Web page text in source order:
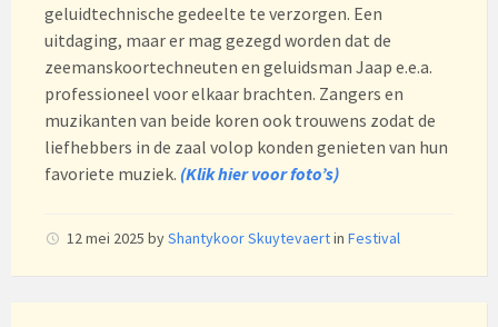
geluidtechnische gedeelte te verzorgen. Een
uitdaging, maar er mag gezegd worden dat de
zeemanskoortechneuten en geluidsman Jaap e.e.a.
professioneel voor elkaar brachten. Zangers en
muzikanten van beide koren ook trouwens zodat de
liefhebbers in de zaal volop konden genieten van hun
favoriete muziek. (Klikhier voor foto’s)
12 mei 2025 byShantykoor Skuytevaertin Festival